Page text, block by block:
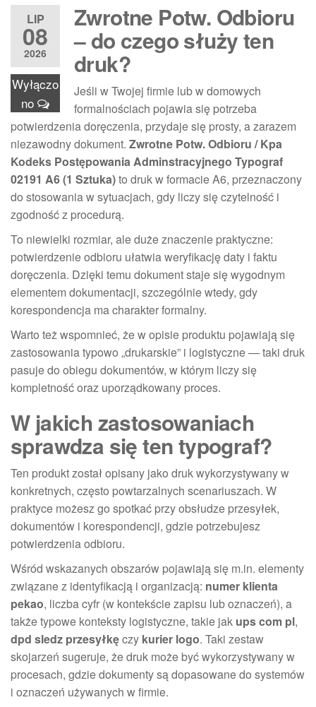
LIP
08
2026
Wyłączo
no
Zwrotne Potw. Odbioru
– do czego służy ten
druk?
Jeśli w Twojej firmie lub w domowych
formalnościach pojawia się potrzeba
potwierdzenia doręczenia, przydaje się prosty, a zarazem
niezawodny dokument. Zwrotne Potw. Odbioru / Kpa
Kodeks Postępowania Adminstracyjnego Typograf
02191 A6 (1 Sztuka)to druk w formacie A6, przeznaczony
do stosowania w sytuacjach, gdy liczy się czytelność i
zgodność z procedurą.
To niewielki rozmiar, ale duże znaczenie praktyczne:
potwierdzenie odbioru ułatwia weryfikację daty i faktu
doręczenia. Dzięki temu dokument staje się wygodnym
elementem dokumentacji, szczególnie wtedy, gdy
korespondencja ma charakter formalny.
Warto też wspomnieć, że w opisie produktu pojawiają się
zastosowania typowo „drukarskie” i logistyczne — taki druk
pasuje do obiegu dokumentów, w którym liczy się
kompletność oraz uporządkowany proces.
W jakich zastosowaniach
sprawdza się ten typograf?
Ten produkt został opisany jako druk wykorzystywany w
konkretnych, często powtarzalnych scenariuszach. W
praktyce możesz go spotkać przy obsłudze przesyłek,
dokumentów i korespondencji, gdzie potrzebujesz
potwierdzenia odbioru.
Wśród wskazanych obszarów pojawiają się m.in. elementy
związane z identyfikacją i organizacją: numer klienta
pekao, liczba cyfr (w kontekście zapisu lub oznaczeń), a
także typowe konteksty logistyczne, takie jak ups com pl,
dpd sledz przesyłkęczy kurier logo. Taki zestaw
skojarzeń sugeruje, że druk może być wykorzystywany w
procesach, gdzie dokumenty są dopasowane do systemów
i oznaczeń używanych w firmie.